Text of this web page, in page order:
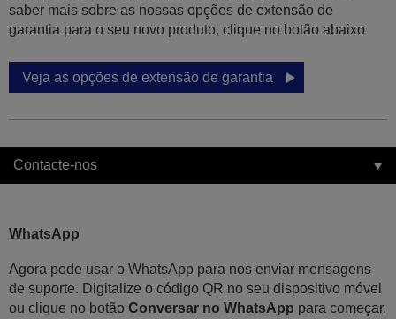
saber mais sobre as nossas opções de extensão de
garantia para o seu novo produto, clique no botão abaixo
Veja as opções de extensão de garantia
Contacte-nos
WhatsApp
Agora pode usar o WhatsApp para nos enviar mensagens
de suporte. Digitalize o código QR no seu dispositivo móvel
ou clique no botão Conversar no WhatsApp para começar.